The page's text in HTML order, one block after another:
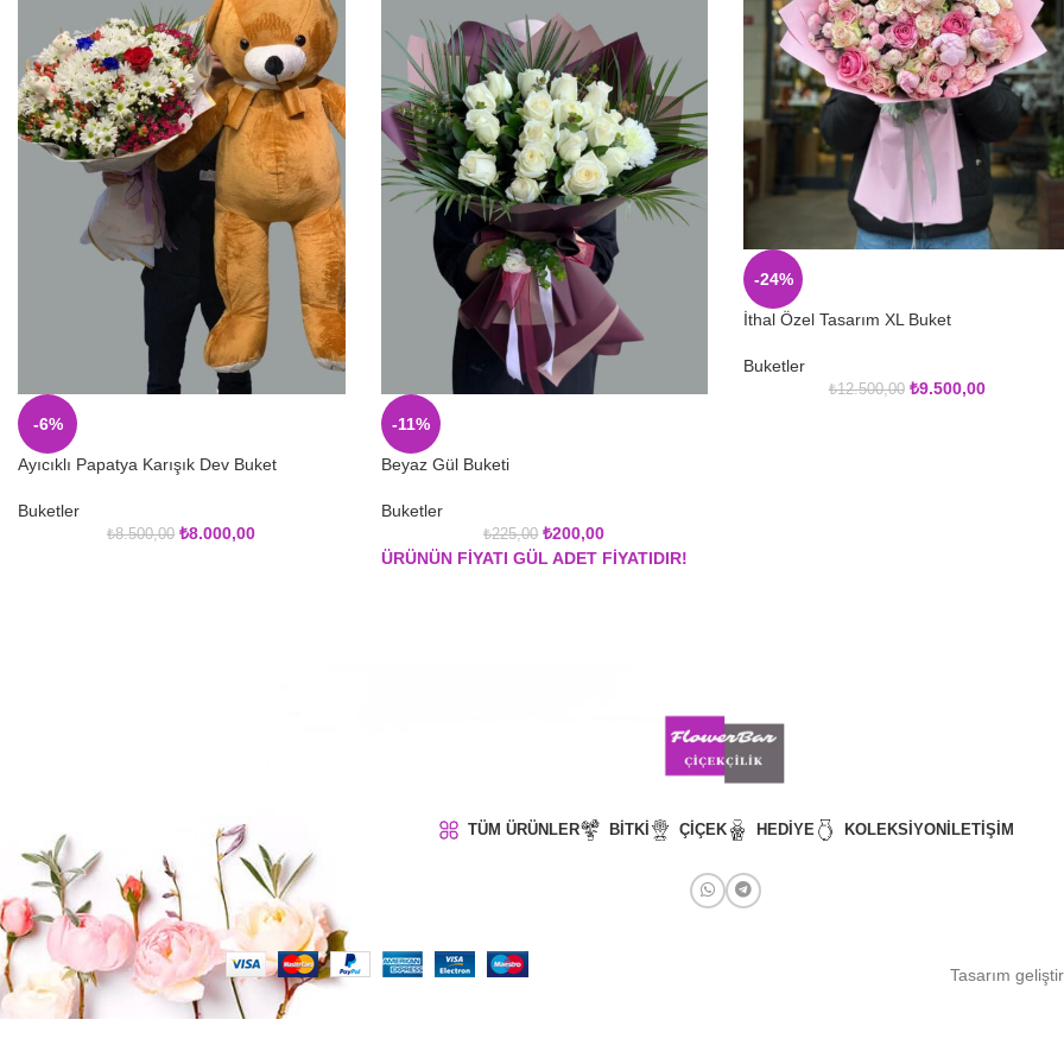
-6%
Ayıcıklı Papatya Karışık Dev Buket
Buketler
₺8.500,00 ₺8.000,00
-11%
Beyaz Gül Buketi
Buketler
₺225,00 ₺200,00
ÜRÜNÜN FİYATI GÜL ADET FİYATIDIR!
-24%
İthal Özel Tasarım XL Buket
Buketler
₺12.500,00 ₺9.500,00
TÜM ÜRÜNLER BITKI ÇIÇEK HEDIYE KOLEKSIYON İLETIŞIM
Tasarım